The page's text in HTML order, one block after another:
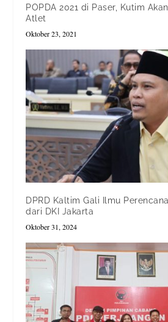
POPDA 2021 di Paser, Kutim
Atlet
Oktober 23, 2021
DPRD Kaltim Gali Ilmu
dari DKI Jakarta
Oktober 31, 2024